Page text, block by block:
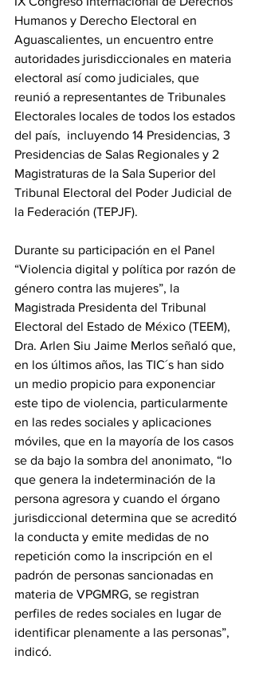
Humanos y Derecho Electoral en
Aguascalientes, un encuentro entre
autoridades jurisdiccionales en materia
electoral así como judiciales, que
reunió a representantes de Tribunales
Electorales locales de todos los estados
del país,  incluyendo 14 Presidencias, 3
Presidencias de Salas Regionales y 2
Magistraturas de la Sala Superior del
Tribunal Electoral del Poder Judicial de
la Federación (TEPJF).
Durante su participación en el Panel
“Violencia digital y política por razón de
género contra las mujeres”, la
Magistrada Presidenta del Tribunal
Electoral del Estado de México (TEEM),
Dra. Arlen Siu Jaime Merlos señaló que,
en los últimos años, las TIC´s han sido
un medio propicio para exponenciar
este tipo de violencia, particularmente
en las redes sociales y aplicaciones
móviles, que en la mayoría de los casos
se da bajo la sombra del anonimato, “lo
que genera la indeterminación de la
persona agresora y cuando el órgano
jurisdiccional determina que se acreditó
la conducta y emite medidas de no
repetición como la inscripción en el
padrón de personas sancionadas en
materia de VPGMRG, se registran
perfiles de redes sociales en lugar de
identificar plenamente a las personas”,
indicó.